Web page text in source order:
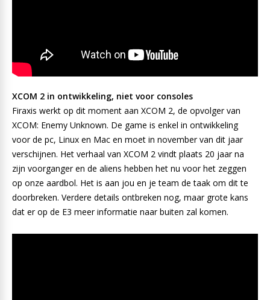
XCOM 2 in ontwikkeling, niet voor consoles
Firaxis werkt op dit moment aan XCOM 2, de opvolger van
XCOM: Enemy Unknown. De game is enkel in ontwikkeling
voor de pc, Linux en Mac en moet in november van dit jaar
verschijnen. Het verhaal van XCOM 2 vindt plaats 20 jaar na
zijn voorganger en de aliens hebben het nu voor het zeggen
op onze aardbol. Het is aan jou en je team de taak om dit te
doorbreken. Verdere details ontbreken nog, maar grote kans
dat er op de E3 meer informatie naar buiten zal komen.